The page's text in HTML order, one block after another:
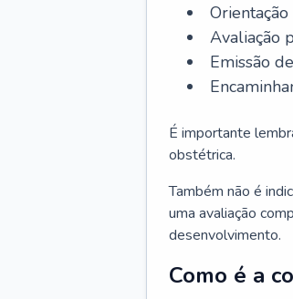
Avaliação
Emissão
É importante
obstétrica.
Também não é
uma avaliação
desenvolvimento.
Como é a